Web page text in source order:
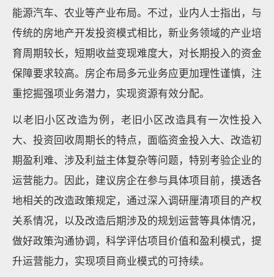
能源汽车、农业等产业布局。不过，业内人士指出，与
传统的房地产开发投资模式相比，新业务领域的产业培
育周期较长，短期收益变现难度大，对长期投入的资金
保障要求较高。房企布局多元业务应更加理性谨慎，注
重挖掘强项业务潜力，实现资源有效分配。
以老旧小区改造为例，老旧小区改造具有一次性投入
大、投资回收周期长的特点，面临资金投入大、改造初
期盈利难、涉及利益主体复杂等问题，特别考验企业的
运营能力。因此，建议房企在参与具体项目前，摸透各
地相关的改造政策规定，通过深入调研厘清项目的产权
关系情况，以及改造后期涉及的规划运营等具体情况，
做好政策沟通协调，科学评估项目价值和盈利模式，提
升运营能力，实现项目商业模式的可持续。